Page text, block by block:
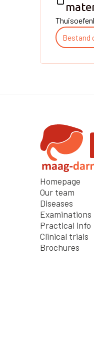
Bestand
Homepage
Our team
Diseases
Examinations
Practical info
Clinical trials
Brochures